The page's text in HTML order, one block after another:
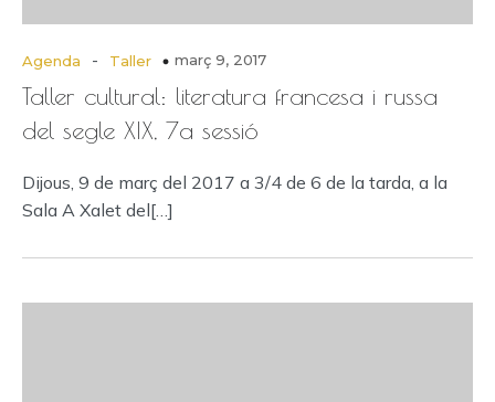
Agenda - Taller març 9, 2017
Taller cultural: literatura francesa i russa
del segle XIX, 7a sessió
Dijous, 9 de març del 2017 a 3/4 de 6 de la tarda, a la
Sala A Xalet del[…]